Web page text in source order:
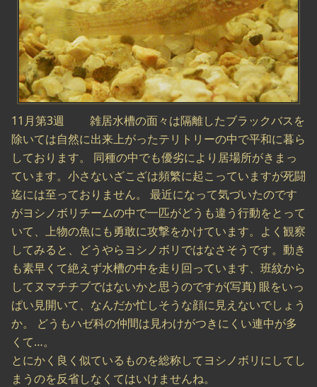
11月第3週 雑居水槽の面々は隔離したブラックバスを
除いては自然に出来上がったテリトリーの中で平和に暮ら
しております。 同種の中でも優劣により居場所がきまっ
ています。小さないざこざは頻繁に起こっていますが死闘
迄には至っておりません。 最近になって気づいたのです
がヨシノボリチームの中で一匹がどうも違う行動をとって
いて、上物の魚にも勇敢に攻撃をかけています。よく観察
してみると、どうやらヨシノボリではなさそうです。動き
も素早くて絶えず水槽の中を走り回っています、班紋から
してヌマチチブではないかと思うのですが(写真) 眼をいっ
ぱい見開いて、なんだか忙しそうな顔に見えないでしょう
か。 どうもハゼ科の仲間は見わけがつきにくい連中が多
くて…。
とにかく良く似ているものを総称してヨシノボリにしてし
まうのを反省しなくてはいけませんね。